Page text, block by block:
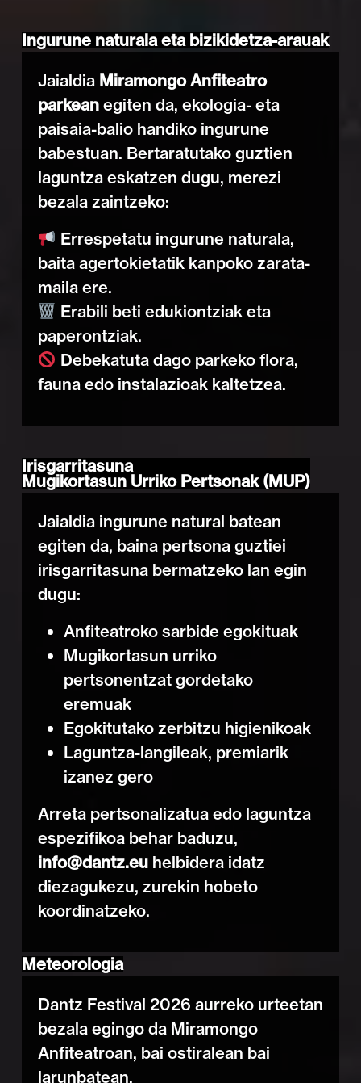
Ingurune naturala eta bizikidetza-arauak
Jaialdia Miramongo Anfiteatro
parkean egiten da, ekologia- eta
paisaia-balio handiko ingurune
babestuan. Bertaratutako guztien
laguntza eskatzen dugu, merezi
bezala zaintzeko:
Errespetatu ingurune naturala,
baita agertokietatik kanpoko zarata-
maila ere.
Erabili beti edukiontziak eta
paperontziak.
Debekatuta dago parkeko flora,
fauna edo instalazioak kaltetzea.
Irisgarritasuna
Mugikortasun Urriko Pertsonak (MUP)
Jaialdia ingurune natural batean
egiten da, baina pertsona guztiei
irisgarritasuna bermatzeko lan egin
dugu:
Anfiteatroko sarbide egokituak
Mugikortasun urriko
pertsonentzat gordetako
eremuak
Egokitutako zerbitzu higienikoak
Laguntza-langileak, premiarik
izanez gero
Arreta pertsonalizatua edo laguntza
espezifikoa behar baduzu,
info@dantz.eu helbidera idatz
diezagukezu, zurekin hobeto
koordinatzeko.
Meteorologia
Dantz Festival 2026 aurreko urteetan
bezala egingo da Miramongo
Anfiteatroan, bai ostiralean bai
larunbatean.